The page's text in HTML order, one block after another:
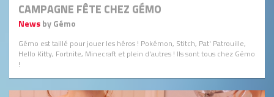
CAMPAGNE FÊTE CHEZ GÉMO
Newsby Gémo
Gémo est taillé pour jouer les héros ! Pokémon, Stitch, Pat' Patrouille,
Hello Kitty, Fortnite, Minecraft et plein d'autres ! Ils sont tous chez Gémo
!